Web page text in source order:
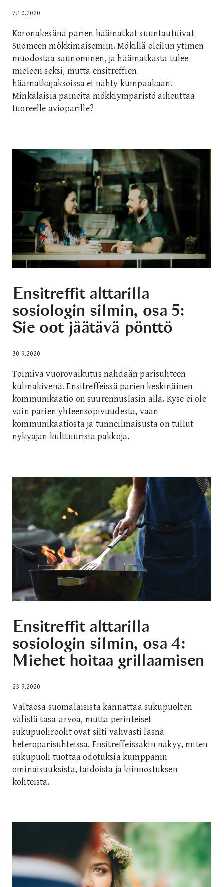
7.10.2020
Koronakesänä parien häämatkat suuntautuivat
Suomeen mökkimaisemiin. Mökillä oleilun ytimen
muodostaa saunominen, ja häämatkasta tulee
mieleen seksi, mutta ensitreffien
häämatkajaksoissa ei nähty kumpaakaan.
Minkälaisia paineita mökkiympäristö aiheuttaa
tuoreelle avioparille?
Ensitreffit alttarilla
sosiologin silmin, osa 5:
Sie oot jäätävä pönttö
30.9.2020
Toimiva vuorovaikutus nähdään parisuhteen
kulmakivenä. Ensitreffeissä parien keskinäinen
kommunikaatio on suurennuslasin alla. Kyse ei ole
vain parien yhteensopivuudesta, vaan
kommunikaatiosta ja tunneilmaisusta on tullut
nykyajan kulttuurisia pakkoja.
Ensitreffit alttarilla
sosiologin silmin, osa 4:
Miehet hoitaa grillaamisen
23.9.2020
Valtaosa suomalaisista kannattaa sukupuolten
välistä tasa-arvoa, mutta perinteiset
sukupuoliroolit ovat silti vahvasti läsnä
heteroparisuhteissa. Ensitreffeissäkin näkyy, miten
sukupuoli tuottaa odotuksia kumppanin
ominaisuuksista, taidoista ja kiinnostuksen
kohteista.